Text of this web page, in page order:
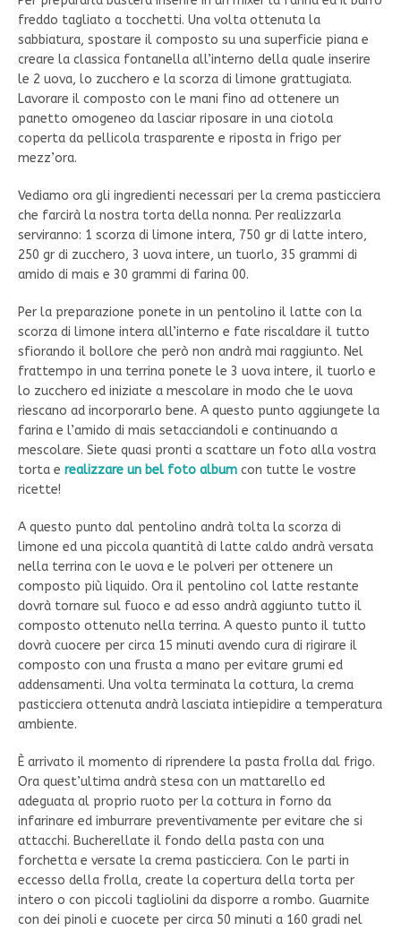
freddo tagliato a tocchetti. Una volta ottenuta la
sabbiatura, spostare il composto su una superficie piana e
creare la classica fontanella all’interno della quale inserire
le 2 uova, lo zucchero e la scorza di limone grattugiata.
Lavorare il composto con le mani fino ad ottenere un
panetto omogeneo da lasciar riposare in una ciotola
coperta da pellicola trasparente e riposta in frigo per
mezz’ora.
Vediamo ora gli ingredienti necessari per la crema pasticciera
che farcirà la nostra torta della nonna. Per realizzarla
serviranno: 1 scorza di limone intera, 750 gr di latte intero,
250 gr di zucchero, 3 uova intere, un tuorlo, 35 grammi di
amido di mais e 30 grammi di farina 00.
Per la preparazione ponete in un pentolino il latte con la
scorza di limone intera all’interno e fate riscaldare il tutto
sfiorando il bollore che però non andrà mai raggiunto. Nel
frattempo in una terrina ponete le 3 uova intere, il tuorlo e
lo zucchero ed iniziate a mescolare in modo che le uova
riescano ad incorporarlo bene. A questo punto aggiungete la
farina e l’amido di mais setacciandoli e continuando a
mescolare. Siete quasi pronti a scattare un foto alla vostra
torta e realizzare un bel foto album con tutte le vostre
ricette!
A questo punto dal pentolino andrà tolta la scorza di
limone ed una piccola quantità di latte caldo andrà versata
nella terrina con le uova e le polveri per ottenere un
composto più liquido. Ora il pentolino col latte restante
dovrà tornare sul fuoco e ad esso andrà aggiunto tutto il
composto ottenuto nella terrina. A questo punto il tutto
dovrà cuocere per circa 15 minuti avendo cura di rigirare il
composto con una frusta a mano per evitare grumi ed
addensamenti. Una volta terminata la cottura, la crema
pasticciera ottenuta andrà lasciata intiepidire a temperatura
ambiente.
È arrivato il momento di riprendere la pasta frolla dal frigo.
Ora quest’ultima andrà stesa con un mattarello ed
adeguata al proprio ruoto per la cottura in forno da
infarinare ed imburrare preventivamente per evitare che si
attacchi. Bucherellate il fondo della pasta con una
forchetta e versate la crema pasticciera. Con le parti in
eccesso della frolla, create la copertura della torta per
intero o con piccoli tagliolini da disporre a rombo. Guarnite
con dei pinoli e cuocete per circa 50 minuti a 160 gradi nel